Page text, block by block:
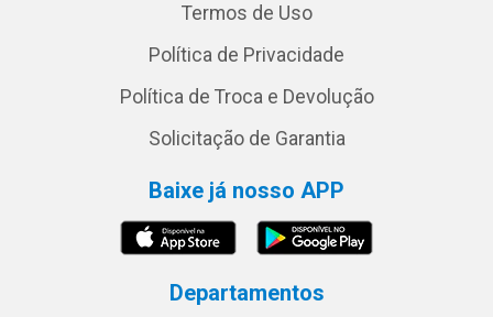
Termos de Uso
Política de Privacidade
Política de Troca e Devolução
Solicitação de Garantia
Baixe já nosso APP
Departamentos